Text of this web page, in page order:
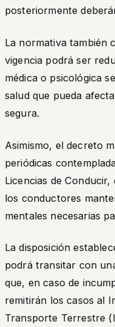
posteriormente
La normativa también
vigencia podrá ser
médica o psicológica
salud que pueda
segura.
Asimismo, el decreto
periódicas
Licencias de
los conductores
mentales necesarias
La disposición
podrá transitar con
que, en caso de
remitirán los casos al
Transporte Terrestre